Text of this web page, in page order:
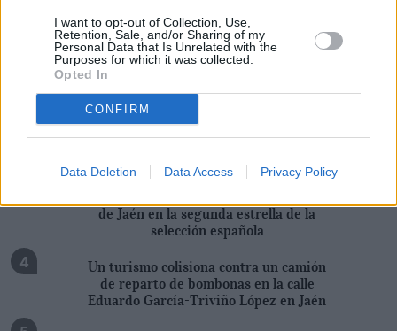
I want to opt-out of Collection, Use,
Retention, Sale, and/or Sharing of my
Personal Data that Is Unrelated with the
Purposes for which it was collected.
Opted In
CONFIRM
Data Deletion Data Access Privacy Policy
Lo más leído
Lluvia a tres cuartos en el pantano
Serafín Pérez, la memoria de un guarda
de Jaén en la segunda estrella de la
selección española
Un turismo colisiona contra un camión
de reparto de bombonas en la calle
Eduardo García-Triviño López en Jaén